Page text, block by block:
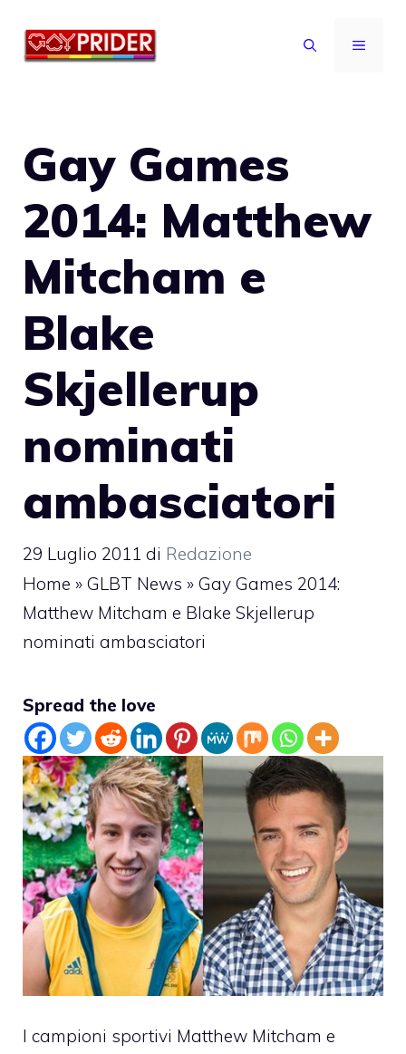
MENU
Gay Games
2014: Matthew
Mitcham e
Blake
Skjellerup
nominati
ambasciatori
29 Luglio 2011 di Redazione
Home » GLBT News » Gay Games 2014:
Matthew Mitcham e Blake Skjellerup
nominati ambasciatori
Spread the love
I campioni sportivi Matthew Mitcham e